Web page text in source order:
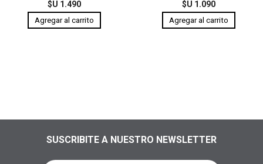
$U 1.490
$U 1.090
SUSCRIBITE A NUESTRO NEWSLETTER